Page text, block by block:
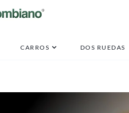
CARROS DOS RUEDAS